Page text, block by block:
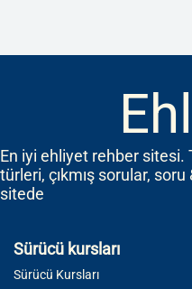
En iyi ehliyet rehber sitesi.
türleri, çıkmış sorular, soru
sitede
Sürücü kursları
Sürücü Kursları